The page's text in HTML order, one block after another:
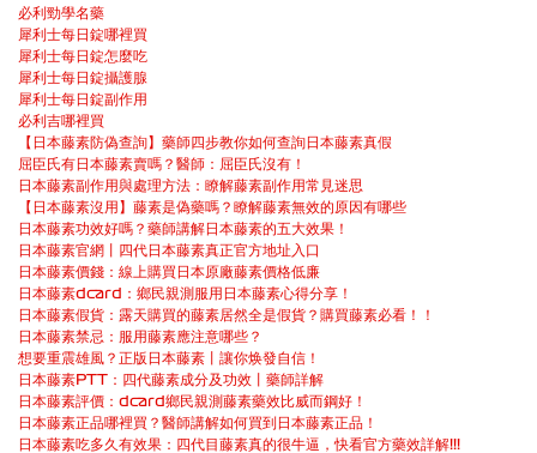
必利勁學名藥
犀利士每日錠哪裡買
犀利士每日錠怎麼吃
犀利士每日錠攝護腺
犀利士每日錠副作用
必利吉哪裡買
【日本藤素防偽查詢】藥師四步教你如何查詢日本藤素真假
屈臣氏有日本藤素賣嗎？醫師：屈臣氏沒有！
日本藤素副作用與處理方法：瞭解藤素副作用常見迷思
【日本藤素沒用】藤素是偽藥嗎？瞭解藤素無效的原因有哪些
日本藤素功效好嗎？藥師講解日本藤素的五大效果！
日本藤素官網丨四代日本藤素真正官方地址入口
日本藤素價錢：線上購買日本原廠藤素價格低廉
日本藤素dcard：鄉民親測服用日本藤素心得分享！
日本藤素假貨：露天購買的藤素居然全是假貨？購買藤素必看！！
日本藤素禁忌：服用藤素應注意哪些？
想要重震雄風？正版日本藤素丨讓你焕發自信！
日本藤素PTT：四代藤素成分及功效丨藥師詳解
日本藤素評價：dcard鄉民親測藤素藥效比威而鋼好！
日本藤素正品哪裡買？醫師講解如何買到日本藤素正品！
日本藤素吃多久有效果：四代目藤素真的很牛逼，快看官方藥效詳解!!!